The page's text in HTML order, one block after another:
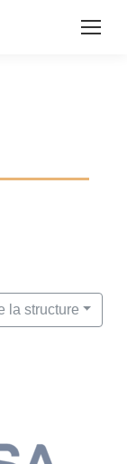
la structure